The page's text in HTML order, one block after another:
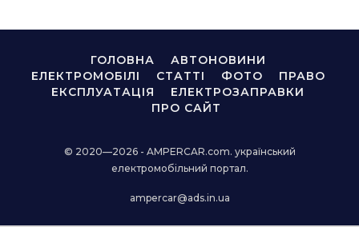
ГОЛОВНА
АВТОНОВИНИ
ЕЛЕКТРОМОБІЛІ
СТАТТІ ФОТО
ПРАВО
ЕКСПЛУАТАЦІЯ
ЕЛЕКТРОЗАПРАВКИ
ПРО САЙТ
© 2020—2026 - AMPERCAR.com. український
електромобільний портал.
ampercar@ads.in.ua